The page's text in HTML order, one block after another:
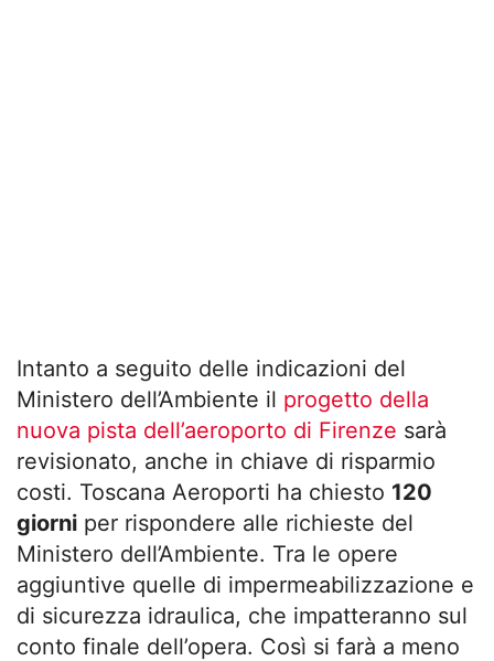
Intanto a seguito delle indicazioni del
Ministero dell’Ambiente il progetto della
nuova pista dell’aeroporto di Firenze sarà
revisionato, anche in chiave di risparmio
costi. Toscana Aeroporti ha chiesto 120
giorni per rispondere alle richieste del
Ministero dell’Ambiente. Tra le opere
aggiuntive quelle di impermeabilizzazione e
di sicurezza idraulica, che impatteranno sul
conto finale dell’opera. Così si farà a meno